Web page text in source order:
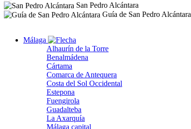
San Pedro Alcántara
Guía de San Pedro Alcántara
Málaga
Alhaurín de la Torre
Benalmádena
Cártama
Comarca de Antequera
Costa del Sol Occidental
Estepona
Fuengirola
Guadalteba
La Axarquía
Málaga capital